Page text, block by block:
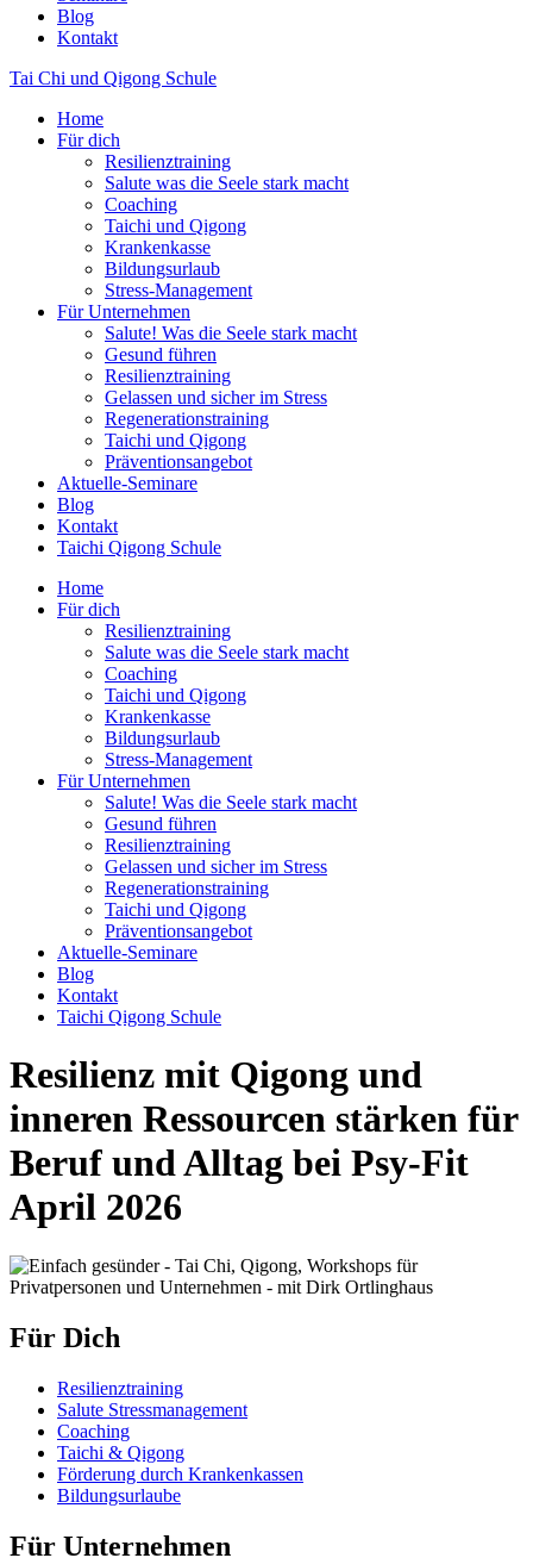
Blog
Kontakt
Tai Chi und Qigong Schule
Home
Für dich
Resilienztraining
Salute was die Seele stark macht
Coaching
Taichi und Qigong
Krankenkasse
Bildungsurlaub
Stress-Management
Für Unternehmen
Salute! Was die Seele stark macht
Gesund führen
Resilienztraining
Gelassen und sicher im Stress
Regenerationstraining
Taichi und Qigong
Präventionsangebot
Aktuelle-Seminare
Blog
Kontakt
Taichi Qigong Schule
Home
Für dich
Resilienztraining
Salute was die Seele stark macht
Coaching
Taichi und Qigong
Krankenkasse
Bildungsurlaub
Stress-Management
Für Unternehmen
Salute! Was die Seele stark macht
Gesund führen
Resilienztraining
Gelassen und sicher im Stress
Regenerationstraining
Taichi und Qigong
Präventionsangebot
Aktuelle-Seminare
Blog
Kontakt
Taichi Qigong Schule
Resilienz mit Qigong und
inneren Ressourcen stärken für
Beruf und Alltag bei Psy-Fit
April 2026
Für Dich
Resilienztraining
Salute Stressmanagement
Coaching
Taichi & Qigong
Förderung durch Krankenkassen
Bildungsurlaube
Für Unternehmen